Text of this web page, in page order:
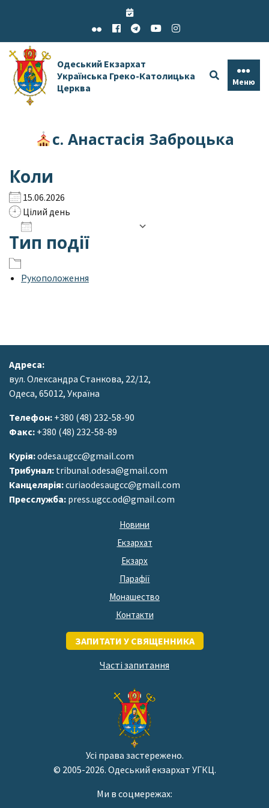
Одеський Екзархат
Українська Греко-Католицька
Церква
Меню
с. Анастасія Заброцька
Коли
15.06.2026
Цілий день
Завантаження ICS
Тип події
Рукоположення
Адреса:
вул. Олександра Станкова, 22/12,
Одеса, 65012, Україна
Телефон: +380 (48) 232-58-90
Факс: +380 (48) 232-58-89
Курія:odesa.ugcc@gmail.com
Трибунал: tribunal.odesa@gmail.com
Канцелярія:curiaodesaugcc@gmail.com
Пресслужба: press.ugcc.od@gmail.com
Новини
Екзархат
Екзарх
Парафії
Монашество
Контакти
ЗАПИТАТИ У СВЯЩЕННИКА
Часті запитання
Усі права застережено.
© 2005-2026. Одеський екзархат УГКЦ.
Ми в соцмережах: